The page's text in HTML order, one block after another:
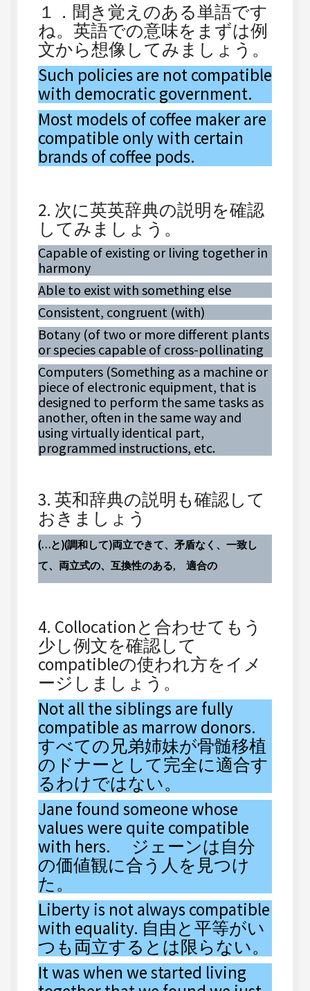
１．聞き覚えのある単語です
ね。英語での意味をまずは例
文から想像してみましょう。
Such policies are not compatible
with democratic government.
Most models of coffee maker are
compatible only with certain
brands of coffee pods.
2. 次に英英辞典の説明を確認
してみましょう。
Capable of existing or living together in
harmony
Able to exist with something else
Consistent, congruent (with)
Botany (of two or more different plants
or species capable of cross-pollinating
Computers (Something as a machine or
piece of electronic equipment, that is
designed to perform the same tasks as
another, often in the same way and
using virtually identical part,
programmed instructions, etc.
3. 英和辞典の説明も確認して
おきましょう
(…と)(調和して)両立できて、矛盾なく、一致し
て、両立式の、互換性のある, 適合の
4. Collocationと合わせてもう
少し例文を確認して
compatibleの使われ方をイメ
ージしましょう。
Not all the siblings are fully
compatible as marrow donors.
すべての兄弟姉妹が骨髄移植
のドナーとして完全に適合す
るわけではない。
Jane found someone whose
values were quite compatible
with hers. ジェーンは自分
の価値観に合う人を見つけ
た。
Liberty is not always compatible
with equality. 自由と平等がい
つも両立するとは限らない。
It was when we started living